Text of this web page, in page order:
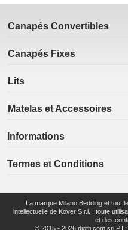
Canapés Convertibles
Canapés Fixes
Lits
Matelas et Accessoires
Informations
Termes et Conditions
La marque Milano Bedding et tout
intellectuelle de Kover S.r.l. : toute
et des
© 2015 - 2026 diotti.com srl